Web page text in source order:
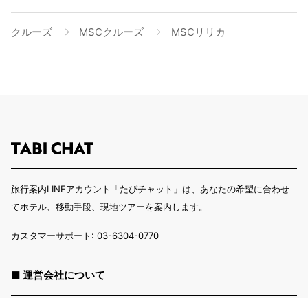
クルーズ MSCクルーズ MSCリリカ
旅行案内LINEアカウント「たびチャット」は、あなたの希望に合わせ
てホテル、移動手段、現地ツアーを案内します。
カスタマーサポート: 03-6304-0770
■ 運営会社について